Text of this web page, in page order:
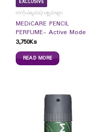
EXCLUSIVE
တကိုယ်ရည်သုံးပစ္စည်းများ
MEDiCARE PENCIL
PERFUME- Active Mode
3,750Ks
READ MORE